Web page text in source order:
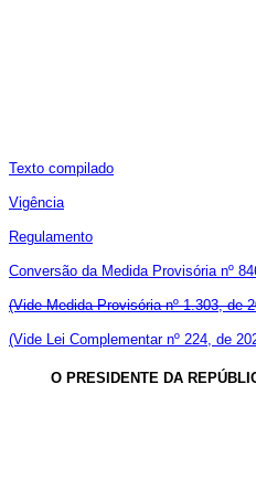
Texto compilado
Vigência
Regulamento
Conversão da Medida Provisória nº
(Vide Medida Provisória nº 1.303, de
(Vide Lei Complementar nº 224, de
O PRESIDENTE DA